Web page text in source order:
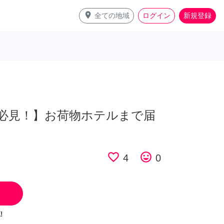
place 全ての地域 ログイン 新規登録
見！】お荷物ホテルまで届
favorite_border 4 tag_faces 0